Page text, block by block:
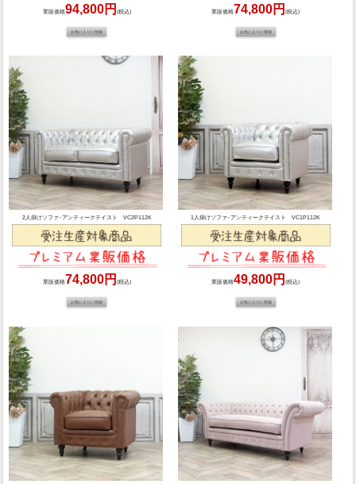
業販価格94,800円 (税込) 業販価格74,800円(税込)
2人掛けソファ･アンティークテイスト VC2P112K
業販価格74,800円 (税込)
1人掛けソファ･アンティークテイスト VC1P112K
業販価格49,800円(税込)